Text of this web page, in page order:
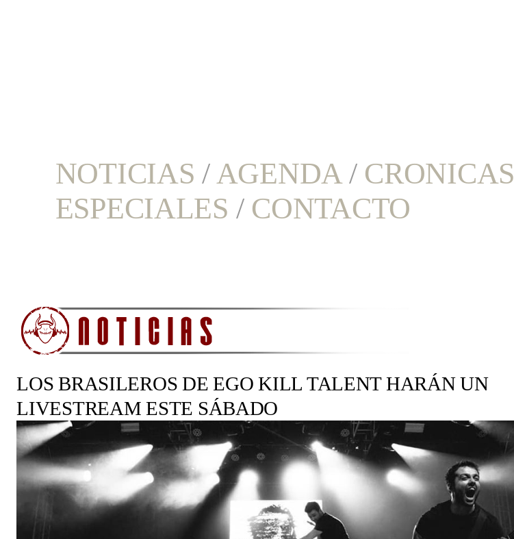
NOTICIAS /AGENDA/ CRONICAS
ESPECIALES / CONTACTO
LOS BRASILEROS DE EGO KILL TALENT HARÁN UN
LIVESTREAM ESTE SÁBADO